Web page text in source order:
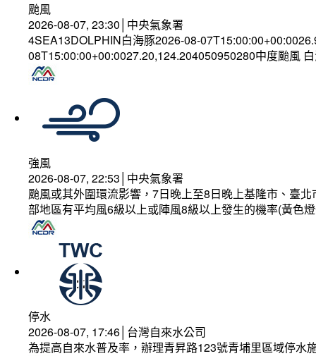
颱風
2026-08-07, 23:30│中央氣象署
4SEA13DOLPHIN白海豚2026-08-
08T15:00:00+00:0027.20,124.204050950280中度颱風
強風
2026-08-07, 22:53│中央氣象署
颱風或其外圍環流影響，7日晚上至8日晚上基隆市、臺
部地區有平均風6級以上或陣風8級以上發生的機率(黃色
停水
2026-08-07, 17:46│台灣自來水公司
為提高自來水普及率，辦理青昇路123號青埔里區域停水